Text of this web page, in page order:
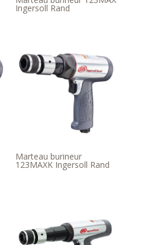
Ingersoll Rand
Marteau burineur
123MAXK Ingersoll Rand